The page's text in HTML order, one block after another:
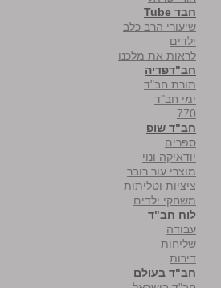
חבד Tube
שיעורי הרב כלב
ילדים
לראות את מלכנו
חב"דפדיה
תורת חב"ד
ימי חב"ד
770
חב"ד שופ
ספרים
יודאיקה ונוי
מוצרי עור רובר
ציציות וטליתות
משחקי ילדים
לוח חב"ד
עבודה
שליחות
דירות
חב"ד בעולם